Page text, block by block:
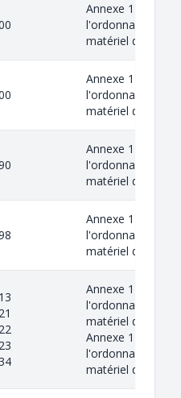
Annexe 1 de
l'ordonnance sur
matériel de guerre
Annexe 1 de
l'ordonnance sur
matériel de guerre
Annexe 1 de
l'ordonnance sur
matériel de guerre
Annexe 1 de
l'ordonnance sur
matériel de guerre
Annexe 1 de
l'ordonnance sur
matériel de guerre
Annexe 1 de
l'ordonnance sur
matériel de gu...